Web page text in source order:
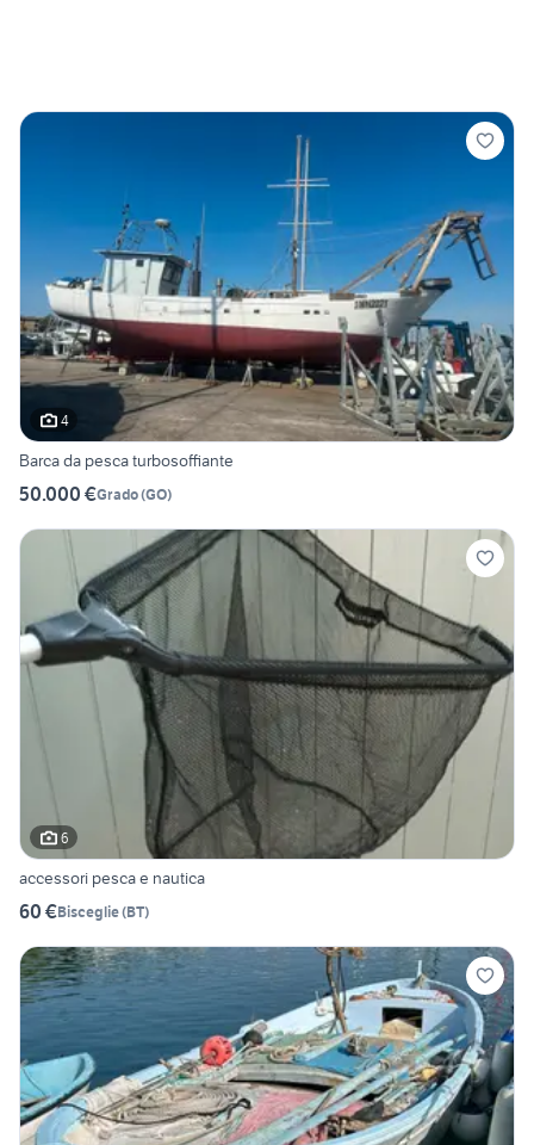
4
Barca da pesca turbosoffiante
50.000 €Grado(GO)
6
accessori pesca e nautica
60 €Bisceglie(BT)